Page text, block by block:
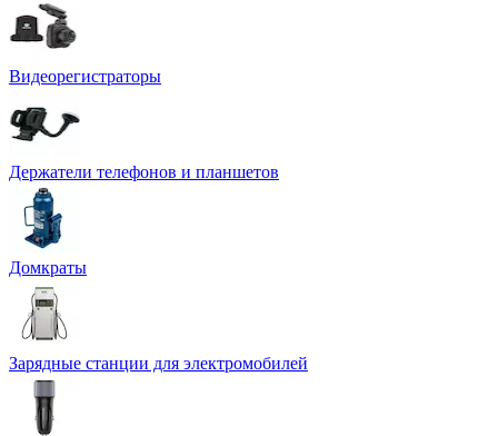
Видеорегистраторы
Держатели телефонов и планшетов
Домкраты
Зарядные станции для электромобилей